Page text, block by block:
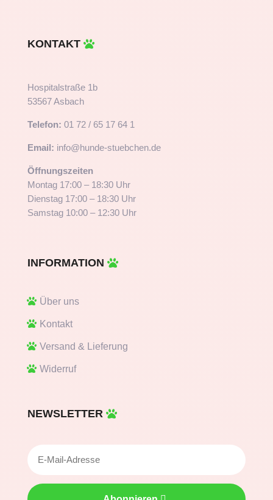
KONTAKT
Hospitalstraße 1b
53567 Asbach
Telefon: 01 72 / 65 17 64 1
Email: info@hunde-stuebchen.de
Öffnungszeiten
Montag 17:00 – 18:30 Uhr
Dienstag 17:00 – 18:30 Uhr
Samstag 10:00 – 12:30 Uhr
INFORMATION
Über uns
Kontakt
Versand & Lieferung
Widerruf
NEWSLETTER